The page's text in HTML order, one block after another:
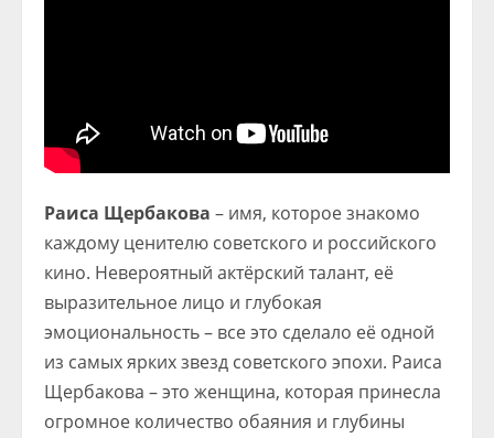
Раиса Щербакова – имя, которое знакомо
каждому ценителю советского и российского
кино. Невероятный актёрский талант, её
выразительное лицо и глубокая
эмоциональность – все это сделало её одной
из самых ярких звезд советского эпохи. Раиса
Щербакова – это женщина, которая принесла
огромное количество обаяния и глубины